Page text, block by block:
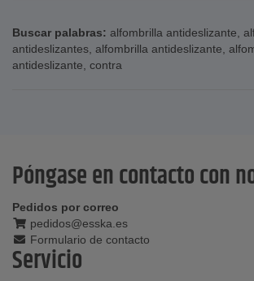
Buscar palabras: alfombrilla antideslizante,
antideslizantes, alfombrilla antideslizante,
antideslizante, contra
Póngase en contacto con
Pedidos por correo
pedidos@esska.es
Formulario de contacto
Servicio